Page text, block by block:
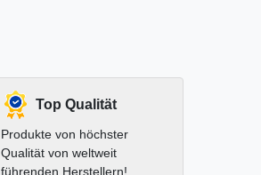
Top Qualität
Produkte von höchster
Qualität von weltweit
führenden Herstellern!